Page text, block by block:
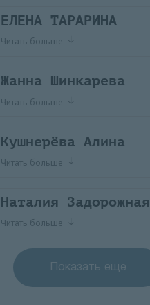
ЕЛЕНА ТАРАРИНА
Читать больше
Жанна Шинкарева
Читать больше
Кушнерёва Алина
Читать больше
Наталия Задорожная
Читать больше
Показать еще